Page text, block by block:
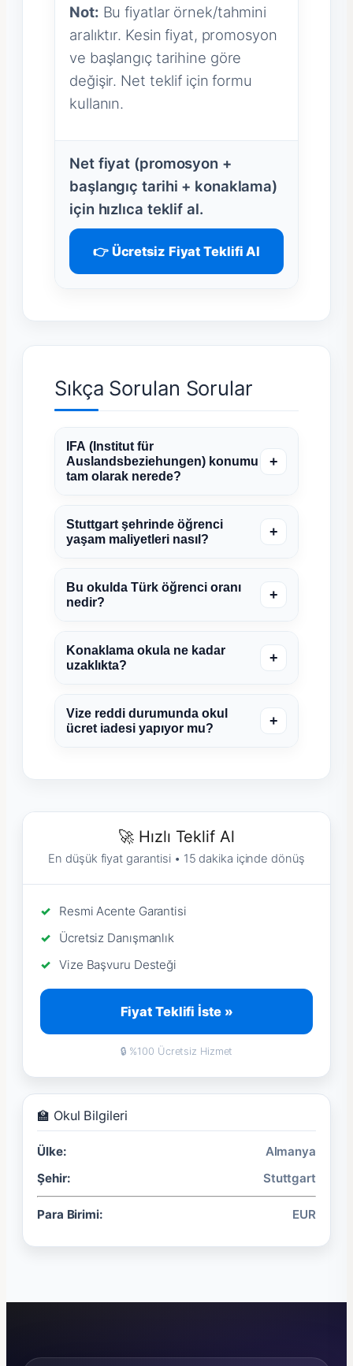
Not: Bu fiyatlar örnek/tahmini
aralıktır. Kesin fiyat, promosyon
ve başlangıç tarihine göre
değişir. Net teklif için formu
kullanın.
Net fiyat (promosyon +
başlangıç tarihi + konaklama)
için hızlıca teklif al.
👉 Ücretsiz Fiyat Teklifi Al
Sıkça Sorulan Sorular
IFA (Institut für
Auslandsbeziehungen) konumu
tam olarak nerede?
+
Stuttgart şehrinde öğrenci
yaşam maliyetleri nasıl?
+
Bu okulda Türk öğrenci oranı
nedir?
+
Konaklama okula ne kadar
uzaklıkta?
+
Vize reddi durumunda okul
ücret iadesi yapıyor mu?
+
🚀 Hızlı Teklif Al
En düşük fiyat garantisi • 15 dakika içinde dönüş
Resmi Acente Garantisi
Ücretsiz Danışmanlık
Vize Başvuru Desteği
Fiyat Teklifi İste »
🔒 %100 Ücretsiz Hizmet
🏫 Okul Bilgileri
Ülke:
Almanya
Şehir:
Stuttgart
Para Birimi: EUR